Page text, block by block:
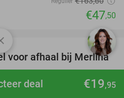
€19,95
deal
€47,50
50%
favorite_border
voor afhaal bij Merlina